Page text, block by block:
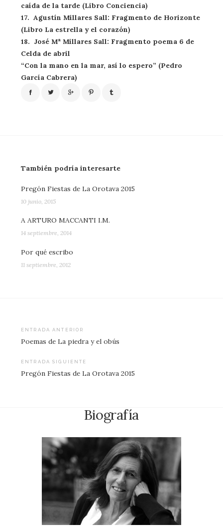
caída de la tarde (Libro Conciencia)
17. Agustín Millares Sall: Fragmento de Horizonte
(Libro La estrella y el corazón)
18. José Mª Millares Sall: Fragmento poema 6 de
Celda de abril
“Con la mano en la mar, así lo espero” (Pedro
García Cabrera)
También podría interesarte
Pregón Fiestas de La Orotava 2015
10 junio, 2015
A ARTURO MACCANTI I.M.
14 septiembre, 2014
Por qué escribo
11 septiembre, 2012
Navegación
de
entradas
ENTRADA ANTERIOR
Poemas de La piedra y el obús
ENTRADA SIGUIENTE
Pregón Fiestas de La Orotava 2015
Biografía